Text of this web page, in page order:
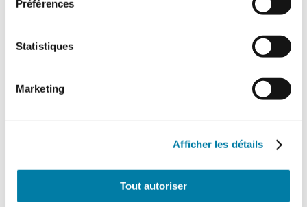
Préférences
Statistiques
Marketing
Afficher les détails
Tout autoriser